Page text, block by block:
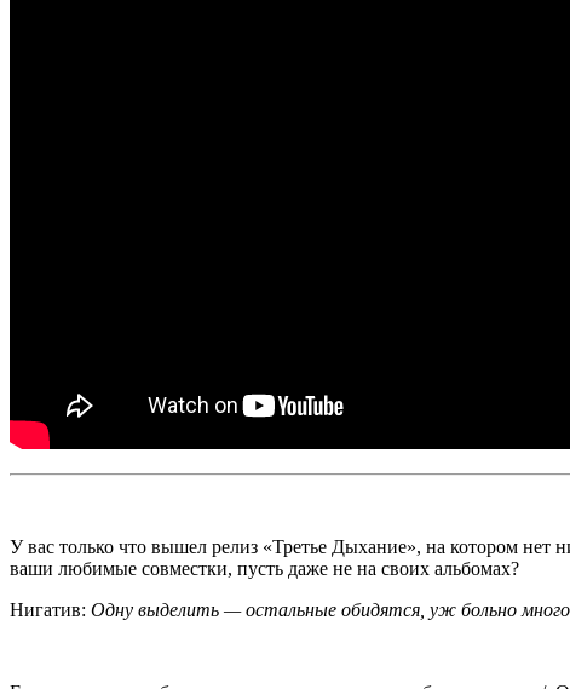
У вас только что вышел релиз «Третье Дыхание», на котором нет
ваши любимые совместки, пусть даже не на своих альбомах?
Нигатив: Одну выделить — остальные обидятся, уж б­ольно